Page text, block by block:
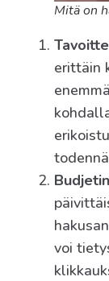
Mitä on
erittäin
voi